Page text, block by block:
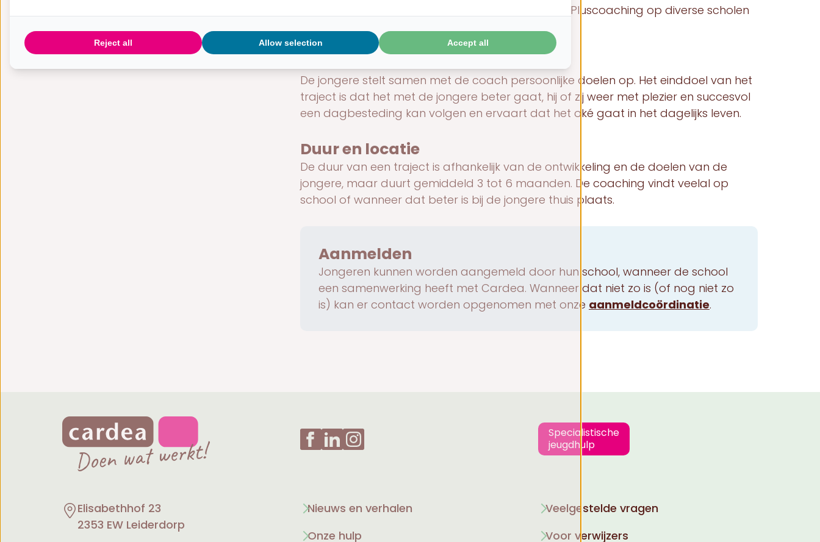
betrokken wordt bij het traject. Cardea biedt Pluscoaching op diverse scholen
De jongere stelt samen met de coach persoonlijke doelen op. Het einddoel van het
traject is dat het met de jongere beter gaat, hij of zij weer met plezier en succesvol
een dagbesteding kan volgen en ervaart dat het oké gaat in het dagelijks leven.
Duur en locatie
De duur van een traject is afhankelijk van de ontwikkeling en de doelen van de
jongere, maar duurt gemiddeld 3 tot 6 maanden. De coaching vindt veelal op
school of wanneer dat beter is bij de jongere thuis plaats.
Aanmelden
Jongeren kunnen worden aangemeld door hun school, wanneer de school
een samenwerking heeft met Cardea. Wanneer dat niet zo is (of nog niet zo
is) kan er contact worden opgenomen met onze aanmeldcoördinatie.
Specialistische
jeugdhulp
Elisabethhof 23
2353 EW Leiderdorp
Nieuws en verhalen
Onze hulp
Veelgestelde vragen
Voor verwijzers
Reject all Allow selection Accept all